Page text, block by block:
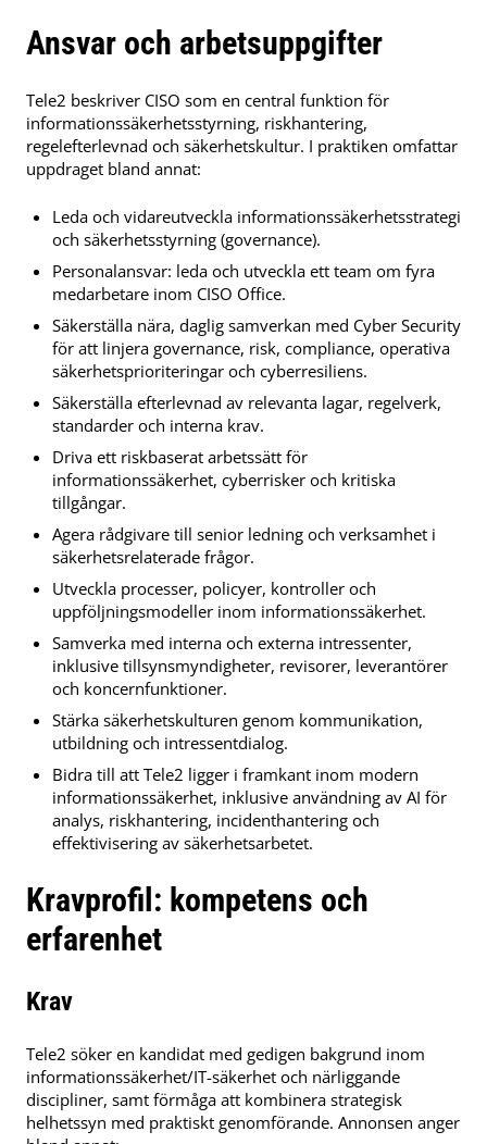
Ansvar och arbetsuppgifter
Tele2 beskriver CISO som en central funktion för
informationssäkerhetsstyrning, riskhantering,
regelefterlevnad och säkerhetskultur. I praktiken omfattar
uppdraget bland annat:
Leda och vidareutveckla informationssäkerhetsstrategi
och säkerhetsstyrning (governance).
Personalansvar: leda och utveckla ett team om fyra
medarbetare inom CISO Office.
Säkerställa nära, daglig samverkan med Cyber Security
för att linjera governance, risk, compliance, operativa
säkerhetsprioriteringar och cyberresiliens.
Säkerställa efterlevnad av relevanta lagar, regelverk,
standarder och interna krav.
Driva ett riskbaserat arbetssätt för
informationssäkerhet, cyberrisker och kritiska
tillgångar.
Agera rådgivare till senior ledning och verksamhet i
säkerhetsrelaterade frågor.
Utveckla processer, policyer, kontroller och
uppföljningsmodeller inom informationssäkerhet.
Samverka med interna och externa intressenter,
inklusive tillsynsmyndigheter, revisorer, leverantörer
och koncernfunktioner.
Stärka säkerhetskulturen genom kommunikation,
utbildning och intressentdialog.
Bidra till att Tele2 ligger i framkant inom modern
informationssäkerhet, inklusive användning av AI för
analys, riskhantering, incidenthantering och
effektivisering av säkerhetsarbetet.
Kravprofil: kompetens och
erfarenhet
Krav
Tele2 söker en kandidat med gedigen bakgrund inom
informationssäkerhet/IT-säkerhet och närliggande
discipliner, samt förmåga att kombinera strategisk
helhetssyn med praktiskt genomförande. Annonsen anger